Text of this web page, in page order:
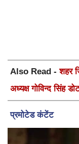
Also Read -शहर
अध्यक्ष गोविन्द सिंह